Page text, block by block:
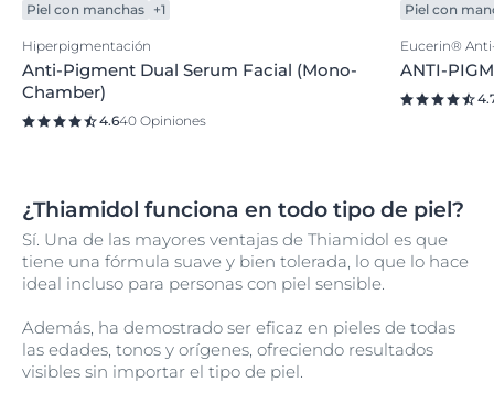
Piel con manchas +1
Hiperpigmentación
Anti-Pigment Dual Serum Facial (Mono-
Chamber)
4.640 Opiniones
Piel con
Eucerin®
ANTI-
¿Thiamidol funciona en todo tipo de piel?
Sí. Una de las mayores ventajas de Thiamidol es que
tiene una fórmula suave y bien tolerada, lo que lo hace
ideal incluso para personas con piel sensible.
Además, ha demostrado ser eficaz en pieles de todas
las edades, tonos y orígenes, ofreciendo resultados
visibles sin importar el tipo de piel.